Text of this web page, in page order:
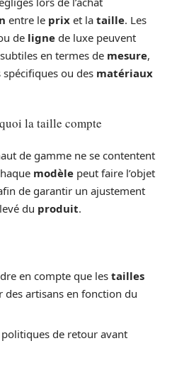
entre le prix et la taille. Les
de ligne de luxe peuvent
en termes de mesure,
ou des matériaux
la taille compte
de gamme ne se contentent
modèle peut faire l’objet
de garantir un ajustement
du produit.
en compte que les tailles
des artisans en fonction du
de retour avant